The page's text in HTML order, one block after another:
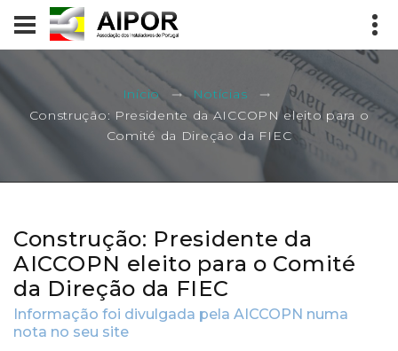
Início
Notícias
Construção: Presidente da AICCOPN eleito para o
Comité da Direção da FIEC
Construção: Presidente da
AICCOPN eleito para o Comité
da Direção da FIEC
Informação foi divulgada pela AICCOPN numa
nota no seu site